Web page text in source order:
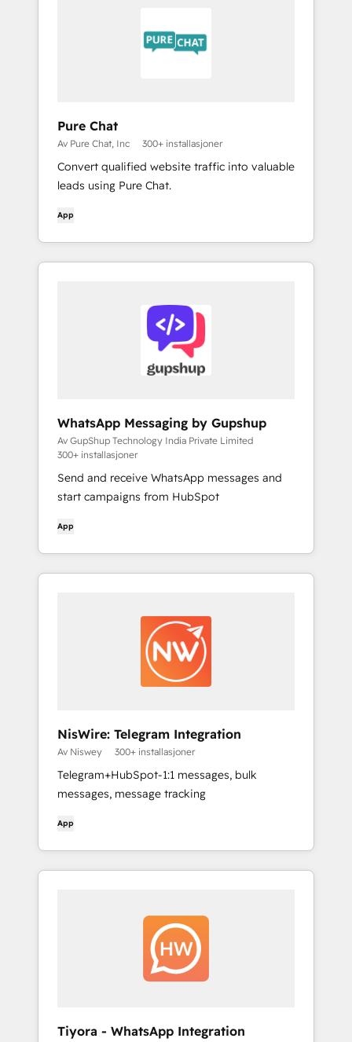
Pure Chat
Av Pure Chat, Inc 300+ installasjoner
Convert qualified website traffic into valuable
leads using Pure Chat.
App
WhatsApp Messaging by Gupshup
Av GupShup Technology India Private Limited
300+ installasjoner
Send and receive WhatsApp messages and
start campaigns from HubSpot
App
NisWire: Telegram Integration
Av Niswey 300+ installasjoner
Telegram+HubSpot-1:1 messages, bulk
messages, message tracking
App
Tiyora - WhatsApp Integration